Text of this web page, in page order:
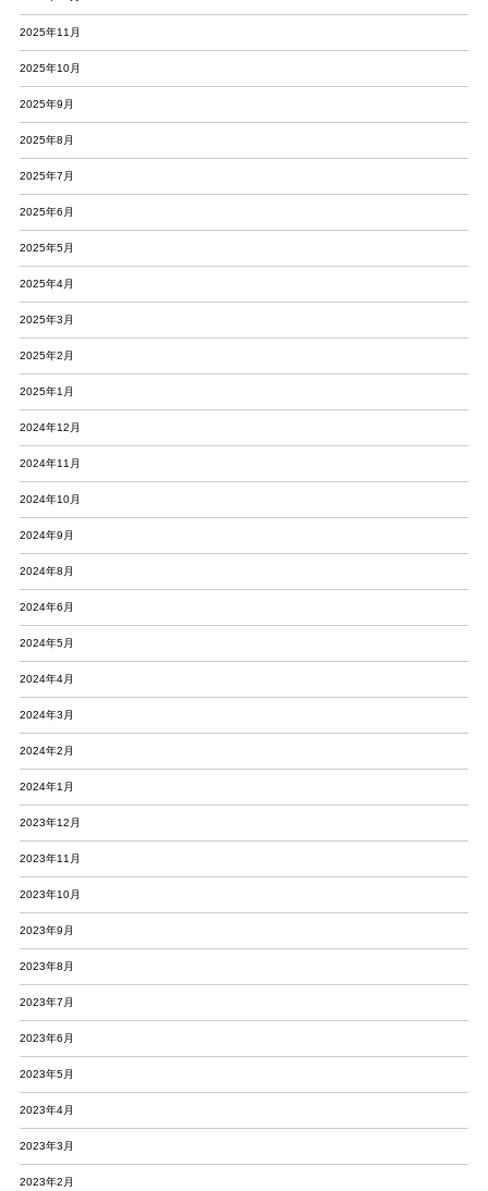
2025年11月
2025年10月
2025年9月
2025年8月
2025年7月
2025年6月
2025年5月
2025年4月
2025年3月
2025年2月
2025年1月
2024年12月
2024年11月
2024年10月
2024年9月
2024年8月
2024年6月
2024年5月
2024年4月
2024年3月
2024年2月
2024年1月
2023年12月
2023年11月
2023年10月
2023年9月
2023年8月
2023年7月
2023年6月
2023年5月
2023年4月
2023年3月
2023年2月